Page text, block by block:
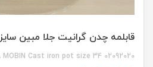
قابلمه چدن گرانیت جلا مبین سایز 34 ( کد : 02092020 )
02092020 JALA MOBIN Cast iron pot size 34